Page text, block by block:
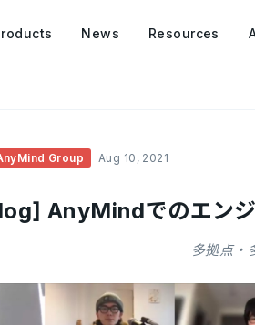
News Resources
Group Aug 10, 2021
AnyMindでのエン
多拠点・